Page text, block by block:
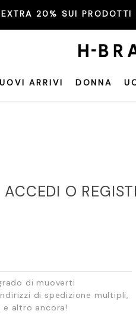
EXTRA 20% SUI
ARRIVI DONNA
ACCEDI O
di muoverti
di spedizione multipli,
altro ancora!